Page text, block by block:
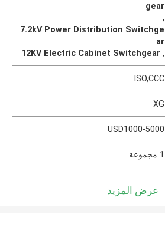
gear
,
7.2kV Power Distribution Switchge
ar
,
12KV Electric Cabinet Switchgear
ISO,CCC
XG
USD1000-5000
1 مجموعة
عرض المزيد